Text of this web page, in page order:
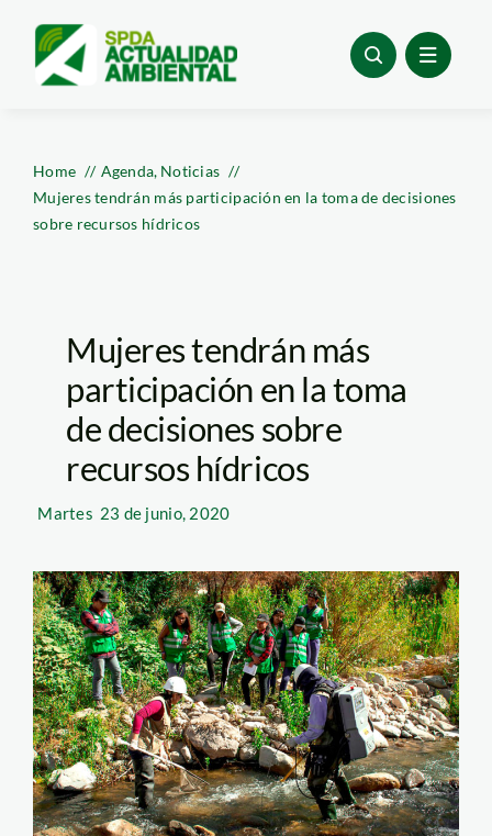
content
Home Agenda Noticias
Mujeres tendrán más participación en la toma de decisiones
sobre recursos hídricos
Mujeres tendrán más
participación en la toma
de decisiones sobre
recursos hídricos
Martes 23 de junio, 2020